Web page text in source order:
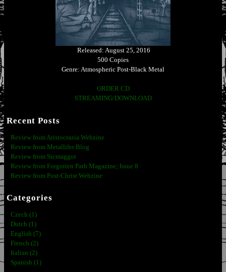
Released: August 25, 2016
500 Copies
Genre: Atmospheric Post-Black Metal
ORDER CD
STREAMING/DOWNLOAD
Recent Posts
Review from Aristocrazia Webzine
Review from Metallifer Blog
Review from Sicmaggot
Review from Forgotten Path Magazine; Issue 8
Review from Post-Christ Webzine
Categories
Czech (1)
Dutch (1)
English (7)
French (2)
Italian (2)
Spanish (1)